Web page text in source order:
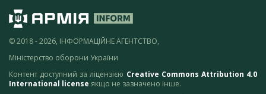
© 2018 - 2026, ІНФОРМАЦІЙНЕ АГЕНТСТВО,
Міністерство оборони України
Контент доступний за ліцензією Creative Commons Attribution 4.0
International license якщо не зазначено інше.